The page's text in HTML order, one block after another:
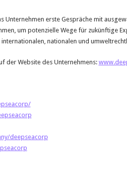
Unternehmen erste Gespräche mit
um potenzielle Wege für zukünftige
nationalen und
der Website des Unternehmens:
deepseacorp